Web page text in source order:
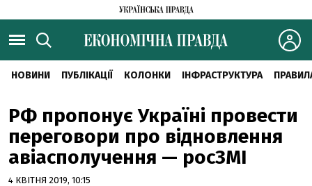
НОВИНИ ПУБЛІКАЦІЇ КОЛОНКИ ІНФРАСТРУКТУРА
РФ пропонує Україні провести
переговори про відновлення
авіасполучення — росЗМІ
4 КВІТНЯ 2019, 10:15